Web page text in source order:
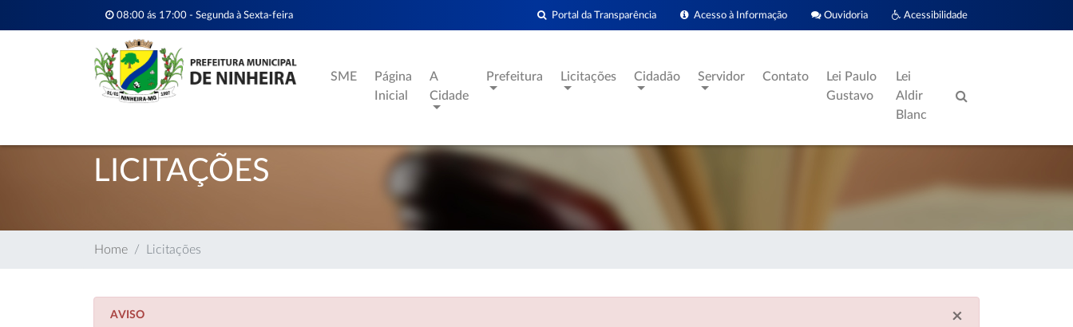
08:00 ás 17:00 - Segunda à Sexta-feira Acessibilidade
Ouvidoria
Acesso à Informação
Portal da Transparência
SME
Página
Inicial
A
Cidade
Prefeitura Licitações Cidadão Servidor Contato
Lei Paulo
Gustavo
Lei
Aldir
Blanc
LICITAÇÕES
Home Licitações
×
AVISO